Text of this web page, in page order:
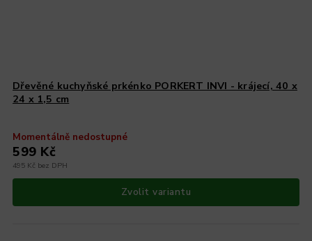
Dřevěné kuchyňské prkénko PORKERT INVI - krájecí, 40 x
24 x 1,5 cm
Momentálně nedostupné
495 Kč bez DPH
599 Kč
Zvolit variantu